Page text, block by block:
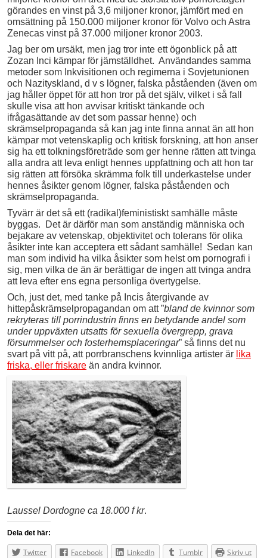
görandes en vinst på 3,6 miljoner kronor, jämfört med en
omsättning på 150.000 miljoner kronor för Volvo och Astra
Zenecas vinst på 37.000 miljoner kronor 2003.
Jag ber om ursäkt, men jag tror inte ett ögonblick på att
Zozan Inci kämpar för jämställdhet. Användandes samma
metoder som Inkvisitionen och regimerna i Sovjetunionen
och Nazityskland, d v s lögner, falska påståenden (även om
jag håller öppet för att hon tror på det själv, vilket i så fall
skulle visa att hon avvisar kritiskt tänkande och
ifrågasättande av det som passar henne) och
skrämselpropaganda så kan jag inte finna annat än att hon
kämpar mot vetenskaplig och kritisk forskning, att hon anser
sig ha ett tolkningsföreträde som ger henne rätten att tvinga
alla andra att leva enligt hennes uppfattning och att hon tar
sig rätten att försöka skrämma folk till underkastelse under
hennes åsikter genom lögner, falska påståenden och
skrämselpropaganda.
Tyvärr är det så ett (radikal)feministiskt samhälle måste
byggas. Det är därför man som anständig människa och
bejakare av vetenskap, objektivitet och tolerans för olika
åsikter inte kan acceptera ett sådant samhälle! Sedan kan
man som individ ha vilka åsikter som helst om pornografi i
sig, men vilka de än är berättigar de ingen att tvinga andra
att leva efter ens egna personliga övertygelse.
Och, just det, med tanke på Incis återgivande av
hittepåskrämselpropagandan om att ”bland de kvinnor som
rekryteras till porrindustrin finns en betydande andel som
under uppväxten utsatts för sexuella övergrepp, grava
försummelser och fosterhemsplaceringar” så finns det nu
svart på vitt på, att porrbranschens kvinnliga artister är lika
friska, eller friskare än andra kvinnor.
Laussel Dordogne ca 18.000 f kr.
Dela det här:
Twitter Facebook LinkedIn Tumblr Skriv ut